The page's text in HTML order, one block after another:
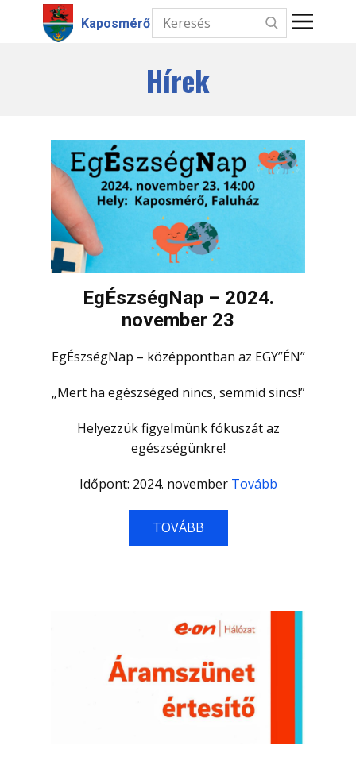
Kaposmérő
Kezdőlap
Intézmények
Információk
Választás
Kapcsolat
Hírek
EgÉszségNap – 2024.
november 23
EgÉszségNap – középpontban az EGY”ÉN”
„Mert ha egészséged nincs, semmid sincs!”
Helyezzük figyelmünk fókuszát az
egészségünkre!
Időpont: 2024. november Tovább
TOVÁBB